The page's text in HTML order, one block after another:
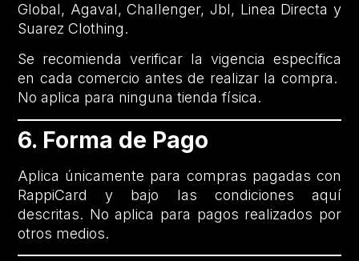
Global, Agaval, Challenger, Jbl, Linea Directa y
Suarez Clothing.
Se recomienda verificar la vigencia específica
en cada comercio antes de realizar la compra.
No aplica para ninguna tienda física.
6. Forma de Pago
Aplica únicamente para compras pagadas con
RappiCard y bajo las condiciones aquí
descritas. No aplica para pagos realizados por
otros medios.